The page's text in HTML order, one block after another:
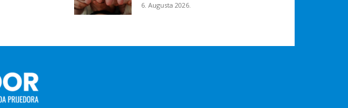
6. Augusta 2026.